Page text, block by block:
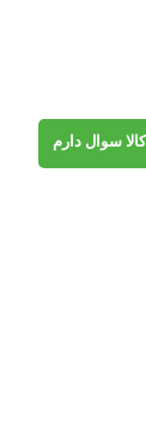
سوال دارم